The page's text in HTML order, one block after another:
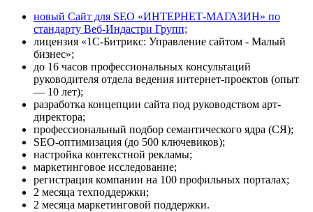
новый Сайт для SEO «ИНТЕРНЕТ-МАГАЗИН» по
стандарту Веб-Индастри Групп;
лицензия «1С-Битрикс: Управление сайтом - Малый
бизнес»;
до 16 часов профессиональных консультаций
руководителя отдела ведения интернет-проектов (опыт
— 10 лет);
разработка концепции сайта под руководством арт-
директора;
профессиональный подбор семантического ядра (СЯ);
SEO-оптимизация (до 500 ключевиков);
настройка контекстной рекламы;
маркетинговое исследование;
регистрация компании на 100 профильных порталах;
2 месяца техподдержки;
2 месяца маркетинговой поддержки.